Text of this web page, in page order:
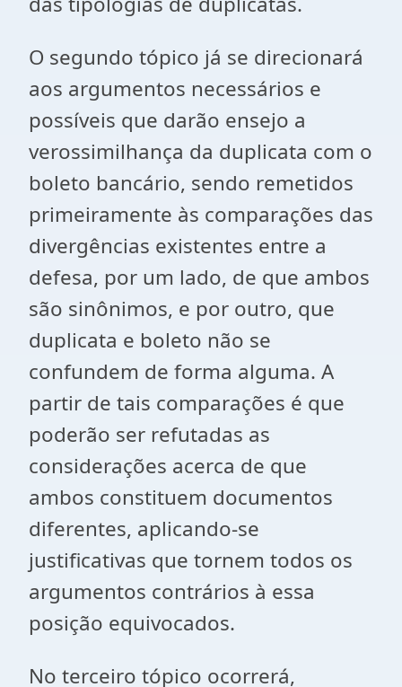
O segundo tópico já se direcionará
aos argumentos necessários e
possíveis que darão ensejo a
verossimilhança da duplicata com o
boleto bancário, sendo remetidos
primeiramente às comparações das
divergências existentes entre a
defesa, por um lado, de que ambos
são sinônimos, e por outro, que
duplicata e boleto não se
confundem de forma alguma. A
partir de tais comparações é que
poderão ser refutadas as
considerações acerca de que
ambos constituem documentos
diferentes, aplicando-se
justificativas que tornem todos os
argumentos contrários à essa
posição equivocados.
No terceiro tópico ocorrerá,